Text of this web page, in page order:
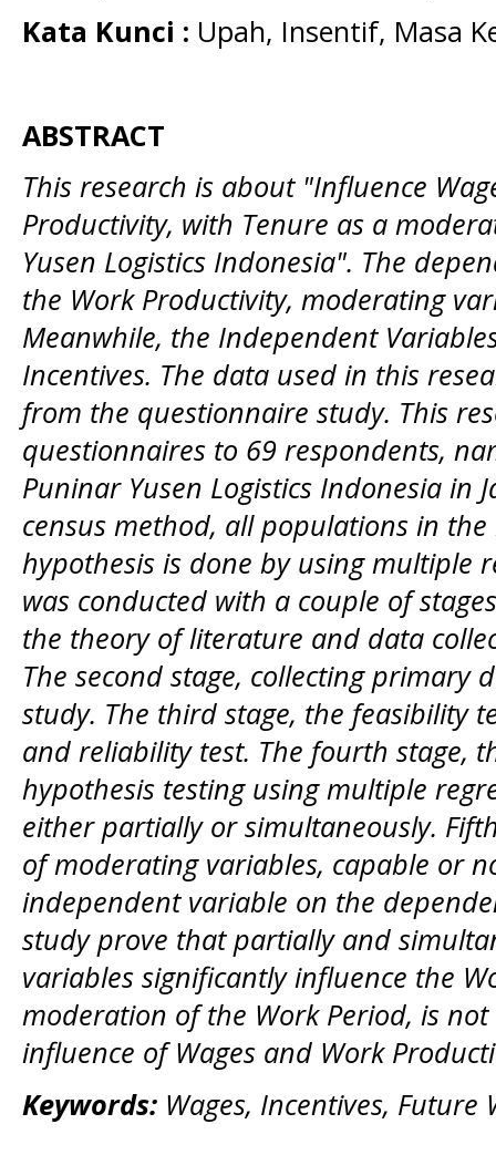
Kata Kunci : Upah, Insentif, Masa
ABSTRACT
This research is about "Influence
Productivity, with Tenure as a
Yusen Logistics Indonesia". The
the Work Productivity, moderating
Meanwhile, the Independent
Incentives. The data used in this
from the questionnaire study. This
questionnaires to 69 respondents,
Puninar Yusen Logistics Indonesia in
census method, all populations in
hypothesis is done by using multiple
was conducted with a couple of
the theory of literature and data
The second stage, collecting primary
study. The third stage, the feasibility
and reliability test. The fourth stage,
hypothesis testing using multiple
either partially or simultaneously.
of moderating variables, capable or
independent variable on the
study prove that partially and
variables significantly influence the
moderation of the Work Period, is
influence of Wages and Work
Keywords: Wages, Incentives,